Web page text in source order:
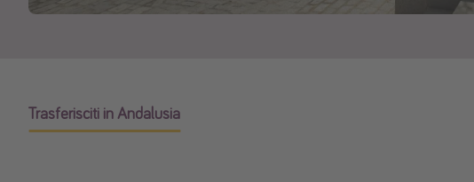
Trasferisciti in Andalusia